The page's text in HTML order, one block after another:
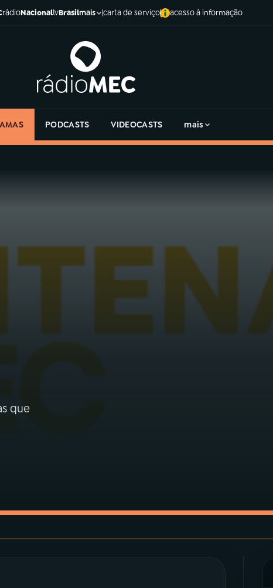
rádioNacionaltvBrasilmais carta de serviço acesso à informação
PODCASTS VIDEOCASTS mais
que